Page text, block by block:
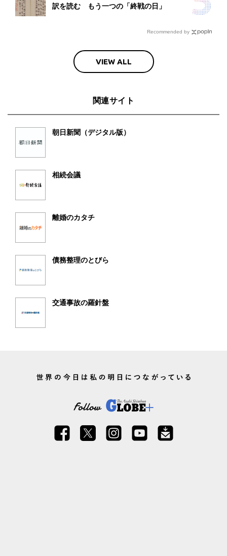
訳を読む もう一つの「終戦の日」
Recommended by
VIEW ALL
関連サイト
朝日新聞（デジタル版）
相続会議
離婚のカタチ
債務整理のとびら
交通事故の羅針盤